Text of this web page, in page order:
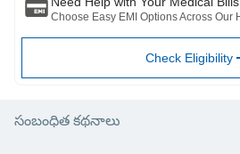
Choose Easy EMI Options Across Our
Check Eligibility
సంబంధిత కథనాలు